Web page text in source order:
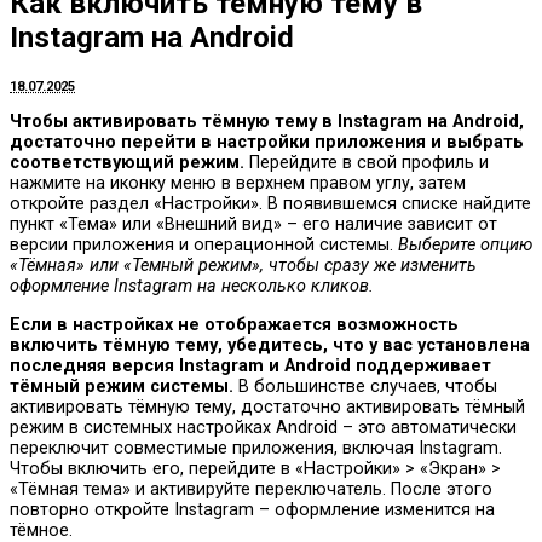
Instagram на Android
18.07.2025
Чтобы активировать тёмную тему в Instagram на Android,
достаточно перейти в настройки приложения и выбрать
соответствующий режим. Перейдите в свой профиль и
нажмите на иконку меню в верхнем правом углу, затем
откройте раздел «Настройки». В появившемся списке найдите
пункт «Тема» или «Внешний вид» – его наличие зависит от
версии приложения и операционной системы. Выберите опцию
«Тёмная» или «Темный режим», чтобы сразу же изменить
оформление Instagram на несколько кликов.
Если в настройках не отображается возможность
включить тёмную тему, убедитесь, что у вас установлена
последняя версия Instagram и Android поддерживает
тёмный режим системы. В большинстве случаев, чтобы
активировать тёмную тему, достаточно активировать тёмный
режим в системных настройках Android – это автоматически
переключит совместимые приложения, включая Instagram.
Чтобы включить его, перейдите в «Настройки» > «Экран» >
«Тёмная тема» и активируйте переключатель. После этого
повторно откройте Instagram – оформление изменится на
тёмное.